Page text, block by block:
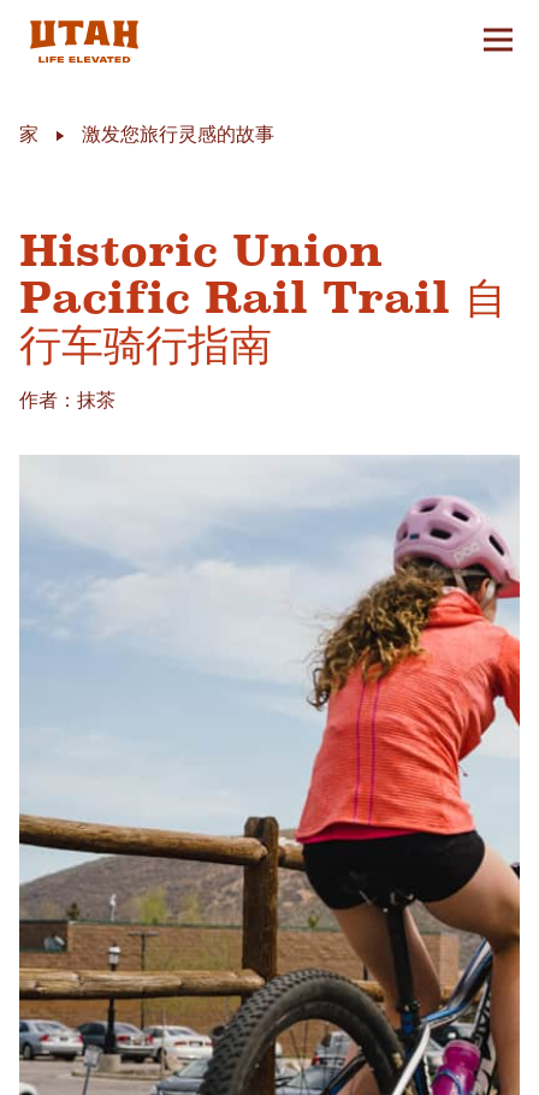
切换
家 激发您旅行灵感的故事
Historic Union
Pacific Rail Trail 自
行车骑行指南
作者：抹茶